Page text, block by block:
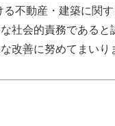
不動産・建築に関
社会的責務である
改善に努めてまいり